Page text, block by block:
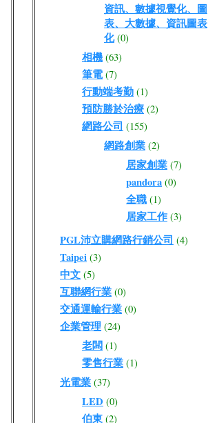
資訊、數據視覺化、圖
表、大數據、資訊圖表
化 (0)
相機 (63)
筆電 (7)
行動端考勤 (1)
預防勝於治療 (2)
網路公司 (155)
網路創業 (2)
居家創業 (7)
pandora (0)
全職 (1)
居家工作 (3)
PGL沛立購網路行銷公司 (4)
Taipei (3)
中文 (5)
互聯網行業 (0)
交通運輸行業 (0)
企業管理 (24)
老闆 (1)
零售行業 (1)
光電業 (37)
LED (0)
伯東 (2)